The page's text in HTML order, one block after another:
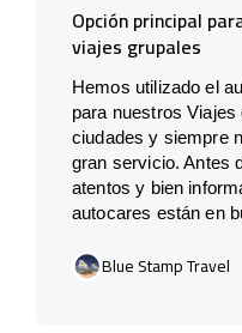
Opción principal
viajes grupales
Hemos utilizado el
para nuestros
ciudades y siempre
gran servicio. Antes
atentos y bien
autocares están en
Blue Stamp Travel